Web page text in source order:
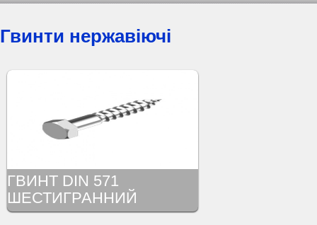
Гвинти нержавіючі
ГВИНТ DIN 571
ШЕСТИГРАННИЙ